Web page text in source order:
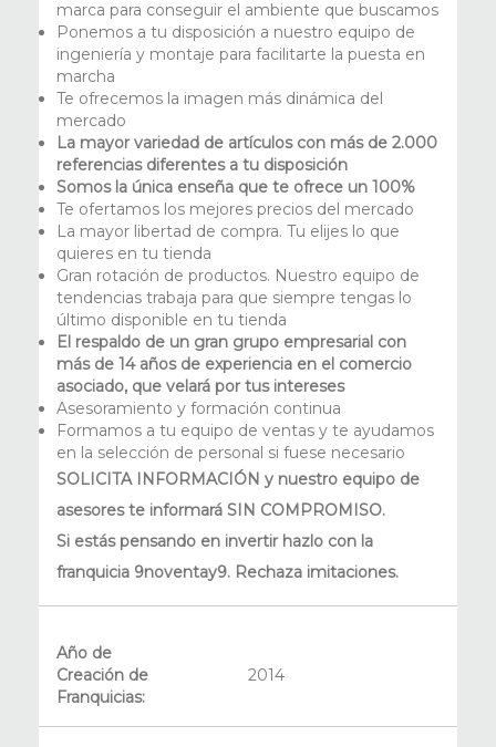
marca para conseguir el ambiente que buscamos
Ponemos a tu disposición a nuestro equipo de
ingeniería y montaje para facilitarte la puesta en
marcha
Te ofrecemos la imagen más dinámica del
mercado
La mayor variedad de artículos con más de 2.000
referencias diferentes a tu disposición
Somos la única enseña que te ofrece un 100%
Te ofertamos los mejores precios del mercado
La mayor libertad de compra. Tu elijes lo que
quieres en tu tienda
Gran rotación de productos. Nuestro equipo de
tendencias trabaja para que siempre tengas lo
último disponible en tu tienda
El respaldo de un gran grupo empresarial con
más de 14 años de experiencia en el comercio
asociado, que velará por tus intereses
Asesoramiento y formación continua
Formamos a tu equipo de ventas y te ayudamos
en la selección de personal si fuese necesario
SOLICITA INFORMACIÓN y nuestro equipo de
asesores te informará SIN COMPROMISO.
Si estás pensando en invertir hazlo con la
franquicia 9noventay9. Rechaza imitaciones.
Año de
Creación de
Franquicias:
2014